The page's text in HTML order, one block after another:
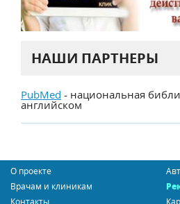
НАШИ ПАРТНЕРЫ
PubMed - национальная
английском
О проекте
Врачам и клиникам